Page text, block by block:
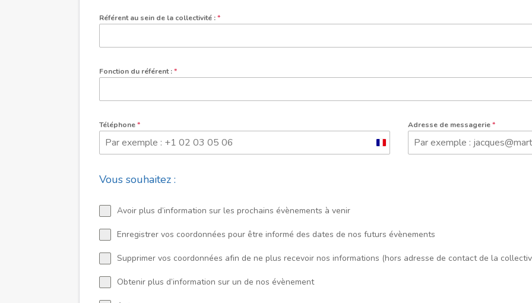
Référent au sein de la collectivité :*
Fonction du référent :*
Téléphone*
France
Adresse de messagerie*
Vous souhaitez :
Avoir plus d’information sur les prochains évènements à venir
Enregistrer vos coordonnées pour être informé des dates de nos futurs évènements
Supprimer vos coordonnées afin de ne plus recevoir nos informations (hors adresse de contact de la
Obtenir plus d’information sur un de nos évènement